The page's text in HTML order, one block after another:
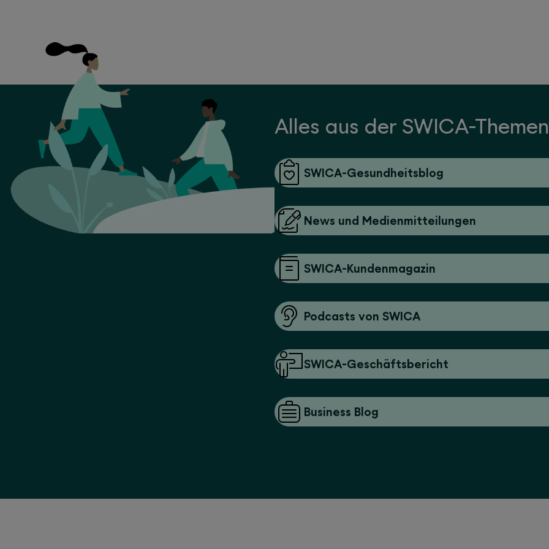
Alles aus der SWICA-
SWICA-Gesundheitsblog
News und Medienmitteilungen
SWICA-Kundenmagazin
Podcasts von SWICA
SWICA-Geschäftsbericht
Business Blog